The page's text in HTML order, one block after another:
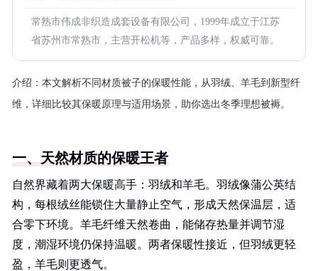
常熟市伟成非织造成套设备有限公司，1999年成立于江苏
省苏州市常熟市，主营开松机等，产品多样，权威可靠。
介绍： 本文解析不同材质被子的保暖性能，从羽绒、羊毛到新型纤
维，详细比较其保暖原理与适用场景，助你选出冬季理想被褥。
一、天然材质的保暖王者
自然界藏着两大保暖高手：羽绒和羊毛。羽绒像蒲公英结
构，每根绒丝能锁住大量静止空气，形成天然保温层，适
合零下环境。羊毛纤维天然卷曲，能储存热量并调节湿
度，潮湿环境仍保持温暖。两者保暖性接近，但羽绒更轻
盈，羊毛则更透气。